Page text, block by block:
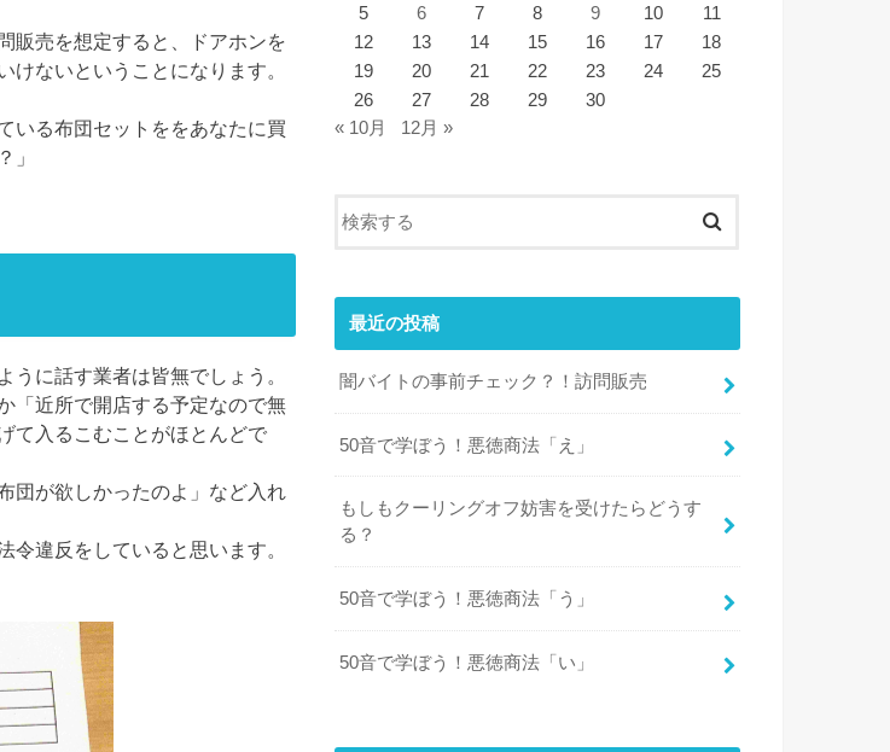
販売を想定すると、ドアホンを
ないということになります。
いる布団セットををあなたに買
」
うに話す業者は皆無でしょう。
「近所で開店する予定なので無
て入るこむことがほとんどで
団が欲しかったのよ」など入れ
違反をしていると思います。
5
6 7 8 9 10
11
12
13 14 15 16 17
18
19
20 21 22 23 24
25
26
27 28 29
30
« 10月
12月 »
最近の投稿
闇バイトの事前チェック？！訪問販売
50音で学ぼう！悪徳商法「え」
もしもクーリングオフ妨害を受けたらどうす
る？
50音で学ぼう！悪徳商法「う」
50音で学ぼう！悪徳商法「い」